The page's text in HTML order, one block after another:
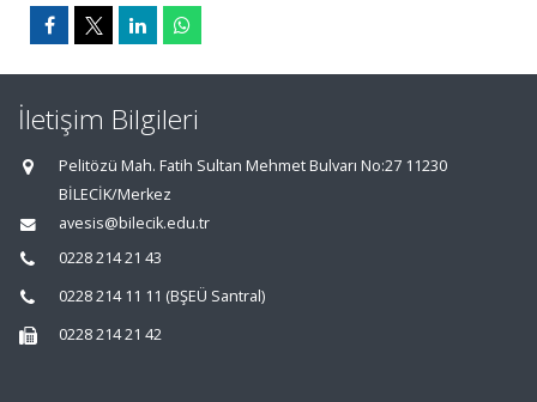
İletişim Bilgileri
Pelitözü Mah. Fatih Sultan Mehmet Bulvarı No:27 11230
BİLECİK/Merkez
avesis@bilecik.edu.tr
0228 214 21 43
0228 214 11 11 (BŞEÜ Santral)
0228 214 21 42